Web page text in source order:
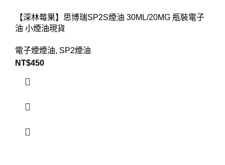
【深林莓果】思博瑞SP2S煙油 30ML/20MG 瓶裝電子
油 小煙油現貨
電子煙煙油, SP2煙油
NT$450